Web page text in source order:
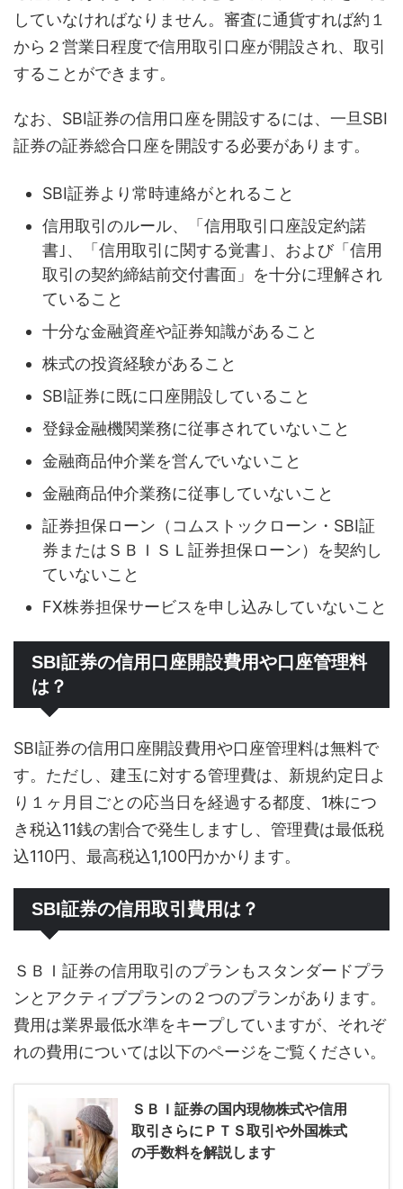
していなければなりません。審査に通貨すれば約１
から２営業日程度で信用取引口座が開設され、取引
することができます。
なお、SBI証券の信用口座を開設するには、一旦SBI
証券の証券総合口座を開設する必要があります。
SBI証券より常時連絡がとれること
信用取引のルール、「信用取引口座設定約諾
書｣、「信用取引に関する覚書｣、および「信用
取引の契約締結前交付書面」を十分に理解され
ていること
十分な金融資産や証券知識があること
株式の投資経験があること
SBI証券に既に口座開設していること
登録金融機関業務に従事されていないこと
金融商品仲介業を営んでいないこと
金融商品仲介業務に従事していないこと
証券担保ローン（コムストックローン・SBI証
券またはＳＢＩＳＬ証券担保ローン）を契約し
ていないこと
FX株券担保サービスを申し込みしていないこと
SBI証券の信用口座開設費用や口座管理料
は？
SBI証券の信用口座開設費用や口座管理料は無料で
す。ただし、建玉に対する管理費は、新規約定日よ
り１ヶ月目ごとの応当日を経過する都度、1株につ
き税込11銭の割合で発生しますし、管理費は最低税
込110円、最高税込1,100円かかります。
SBI証券の信用取引費用は？
ＳＢＩ証券の信用取引のプランもスタンダードプラ
ンとアクティブプランの２つのプランがあります。
費用は業界最低水準をキープしていますが、それぞ
れの費用については以下のページをご覧ください。
ＳＢＩ証券の国内現物株式や信用
取引さらにＰＴＳ取引や外国株式
の手数料を解説します